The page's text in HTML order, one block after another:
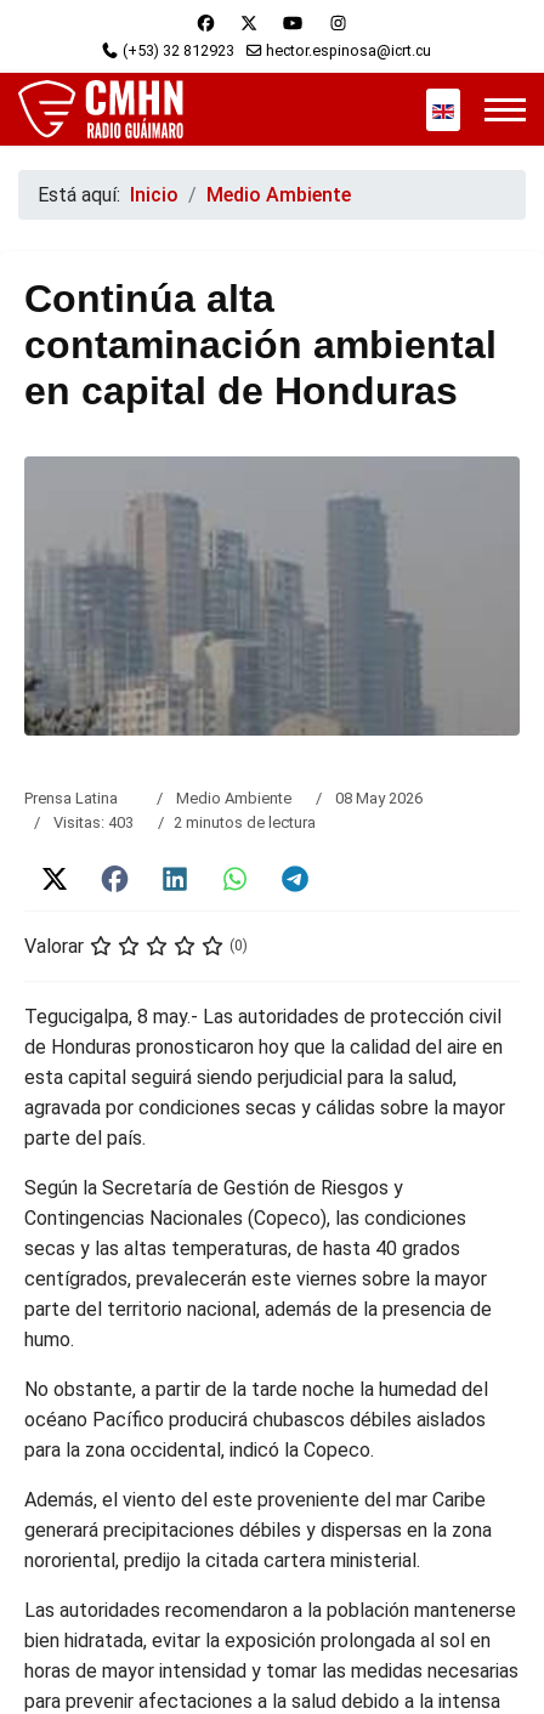
(+53) 32 812923 hector.espinosa@icrt.cu
Seleccione
Está aquí: Inicio Medio Ambiente
Continúa alta
contaminación ambiental
en capital de Honduras
Prensa Latina Medio Ambiente
08 May 2026
Visitas: 403
2 minutos de lectura
Valorar (0)
Tegucigalpa, 8 may.- Las autoridades de protección civil
de Honduras pronosticaron hoy que la calidad del aire en
esta capital seguirá siendo perjudicial para la salud,
agravada por condiciones secas y cálidas sobre la mayor
parte del país.
Según la Secretaría de Gestión de Riesgos y
Contingencias Nacionales (Copeco), las condiciones
secas y las altas temperaturas, de hasta 40 grados
centígrados, prevalecerán este viernes sobre la mayor
parte del territorio nacional, además de la presencia de
humo.
No obstante, a partir de la tarde noche la humedad del
océano Pacífico producirá chubascos débiles aislados
para la zona occidental, indicó la Copeco.
Además, el viento del este proveniente del mar Caribe
generará precipitaciones débiles y dispersas en la zona
nororiental, predijo la citada cartera ministerial.
Las autoridades recomendaron a la población mantenerse
bien hidratada, evitar la exposición prolongada al sol en
horas de mayor intensidad y tomar las medidas necesarias
para prevenir afectaciones a la salud debido a la intensa